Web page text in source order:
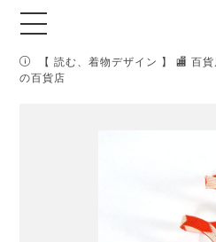
【 読む、着物デザイン 】 🏬 百
の百貨店